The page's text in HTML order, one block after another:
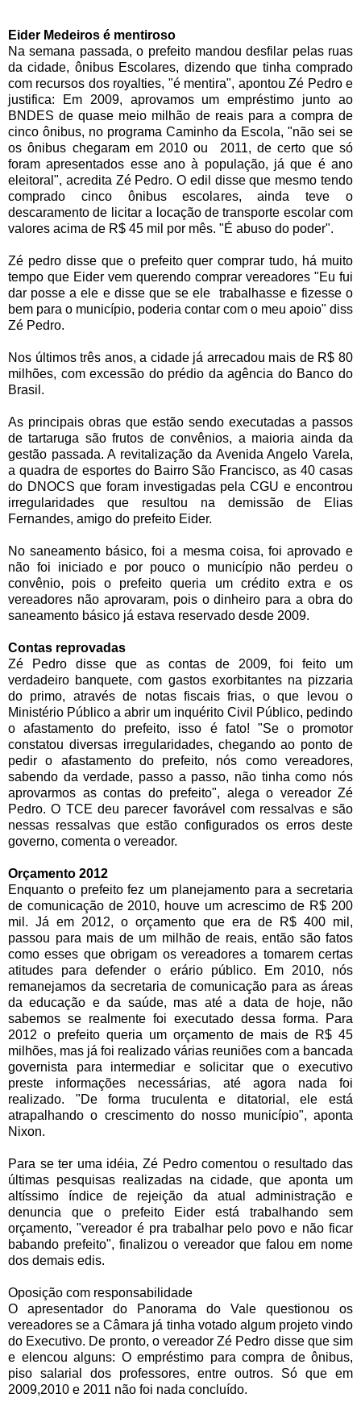
Eider Medeiros é mentiroso
Na semana passada, o prefeito mandou desfilar pelas ruas
da cidade, ônibus Escolares, dizendo que tinha comprado
com recursos dos royalties, "é mentira", apontou Zé Pedro e
justifica: Em 2009, aprovamos um empréstimo junto ao
BNDES de quase meio milhão de reais para a compra de
cinco ônibus, no programa Caminho da Escola, "não sei se
os ônibus chegaram em 2010 ou 2011, de certo que só
foram apresentados esse ano à população, já que é ano
eleitoral", acredita Zé Pedro. O edil disse que mesmo tendo
comprado cinco ônibus escolares, ainda teve o
descaramento de licitar a locação de transporte escolar com
valores acima de R$ 45 mil por mês. "É abuso do poder".
Zé pedro disse que o prefeito quer comprar tudo, há muito
tempo que Eider vem querendo comprar vereadores "Eu fui
dar posse a ele e disse que se ele trabalhasse e fizesse o
bem para o município, poderia contar com o meu apoio" diss
Zé Pedro.
Nos últimos três anos, a cidade já arrecadou mais de R$ 80
milhões, com excessão do prédio da agência do Banco do
Brasil.
As principais obras que estão sendo executadas a passos
de tartaruga são frutos de convênios, a maioria ainda da
gestão passada. A revitalização da Avenida Angelo Varela,
a quadra de esportes do Bairro São Francisco, as 40 casas
do DNOCS que foram investigadas pela CGU e encontrou
irregularidades que resultou na demissão de Elias
Fernandes, amigo do prefeito Eider.
No saneamento básico, foi a mesma coisa, foi aprovado e
não foi iniciado e por pouco o município não perdeu o
convênio, pois o prefeito queria um crédito extra e os
vereadores não aprovaram, pois o dinheiro para a obra do
saneamento básico já estava reservado desde 2009.
Contas reprovadas
Zé Pedro disse que as contas de 2009, foi feito um
verdadeiro banquete, com gastos exorbitantes na pizzaria
do primo, através de notas fiscais frias, o que levou o
Ministério Público a abrir um inquérito Civil Público, pedindo
o afastamento do prefeito, isso é fato! "Se o promotor
constatou diversas irregularidades, chegando ao ponto de
pedir o afastamento do prefeito, nós como vereadores,
sabendo da verdade, passo a passo, não tinha como nós
aprovarmos as contas do prefeito", alega o vereador Zé
Pedro. O TCE deu parecer favorável com ressalvas e são
nessas ressalvas que estão configurados os erros deste
governo, comenta o vereador.
Orçamento 2012
Enquanto o prefeito fez um planejamento para a secretaria
de comunicação de 2010, houve um acrescimo de R$ 200
mil. Já em 2012, o orçamento que era de R$ 400 mil,
passou para mais de um milhão de reais, então são fatos
como esses que obrigam os vereadores a tomarem certas
atitudes para defender o erário público. Em 2010, nós
remanejamos da secretaria de comunicação para as áreas
da educação e da saúde, mas até a data de hoje, não
sabemos se realmente foi executado dessa forma. Para
2012 o prefeito queria um orçamento de mais de R$ 45
milhões, mas já foi realizado várias reuniões com a bancada
governista para intermediar e solicitar que o executivo
preste informações necessárias, até agora nada foi
realizado. "De forma truculenta e ditatorial, ele está
atrapalhando o crescimento do nosso município", aponta
Nixon.
Para se ter uma idéia, Zé Pedro comentou o resultado das
últimas pesquisas realizadas na cidade, que aponta um
altíssimo índice de rejeição da atual administração e
denuncia que o prefeito Eider está trabalhando sem
orçamento, "vereador é pra trabalhar pelo povo e não ficar
babando prefeito", finalizou o vereador que falou em nome
dos demais edis.
Oposição com responsabilidade
O apresentador do Panorama do Vale questionou os
vereadores se a Câmara já tinha votado algum projeto vindo
do Executivo. De pronto, o vereador Zé Pedro disse que sim
e elencou alguns: O empréstimo para compra de ônibus,
piso salarial dos professores, entre outros. Só que em
2009,2010 e 2011 não foi nada concluído.